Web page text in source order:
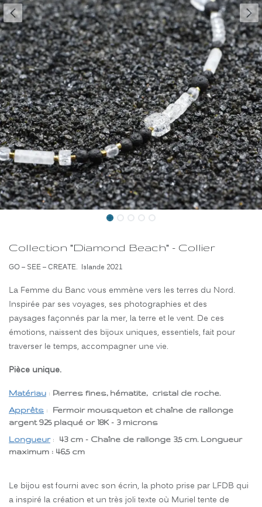
Collection "Diamond Beach" - Collier
GO – SEE – CREATE. Islande 2021
La Femme du Banc vous emmène vers les terres du Nord.
Inspirée par ses voyages, ses photographies et des
paysages façonnés par la mer, la terre et le vent. De ces
émotions, naissent des bijoux uniques, essentiels, fait pour
traverser le temps, accompagner une vie.
Pièce unique.
Matériau : Pierres fines, hématite, cristal de roche.
Apprêts : Fermoir mousqueton et chaîne de rallonge
argent 925 plaqué or 18K - 3 microns
Longueur:
43 cm - Chaîne de rallonge 3,5 cm. Longueur
maximum : 46,5 cm
Le bijou est fourni avec son écrin, la photo prise par LFDB qui
a inspiré la création et un très joli texte où Muriel tente de